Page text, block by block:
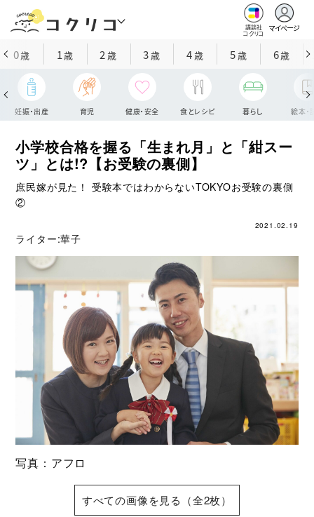
講談社
コクリコ
マイページ
0歳 1歳 2 歳 3歳 4歳 5歳 6歳
妊娠・出産 育児 健康・安全 食とレシピ 暮らし 絵本・
小学校合格を握る「生まれ月」と「紺スー
ツ」とは!?【お受験の裏側】
庶民嫁が見た！ 受験本ではわからないTOKYOお受験の裏側
②
2021.02.19
ライター:華子
写真：アフロ
すべての画像を見る（全2枚）